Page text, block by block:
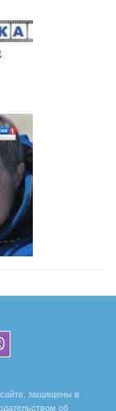
защищены в
об